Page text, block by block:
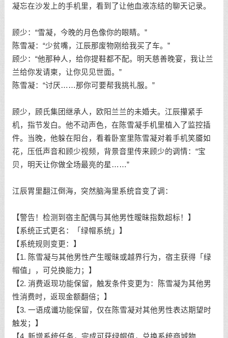
凝忘在沙发上的手机里，看到了让他血液冻结的聊天记录。
顾少：“雪凝，今晚的月色像你的眼睛。”
陈雪凝：“少贫嘴，江辰那废物刚给我买了车。”
顾少：“他那种人，给你提鞋都不配。明天慈善晚宴，我让兰
兰给你发请柬，让你见见世面。”
陈雪凝：“讨厌……那你可要帮我挑礼服。”
顾少，顾氏集团继承人，欧阳兰兰的未婚夫。江辰攥紧手
机，指节发白。他不动声色，在陈雪凝手机里植入了监控插
件。当晚，他躲在阳台，看着卧室里陈雪凝对着手机笑靥如
花，压低声音和顾少视频，背景音里传来顾少的调情：“宝
贝，明天让你做全场最亮的星……”
江辰胃里翻江倒海，突然脑海里系统音变了调：
【警告！检测到宿主配偶与其他男性暧昧指数超标！】
【系统正式更名：「绿帽系统」】
【系统规则变更：】
【1. 陈雪凝与其他男性产生暧昧或越界行为，宿主获得「绿
帽值」，可兑换能力；】
【2. 消费返现功能保留，触发条件变更为：陈雪凝为其他男
性消费时，返现金额翻倍；】
【3. 一语成谶功能保留，仅在陈雪凝对其他男性表达期望时
触发；】